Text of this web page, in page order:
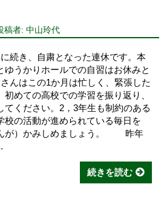
稿者: 中山玲代
続き、自粛となった連休です。本
ゆうかりホールでの自習はお休みと
んはこの1か月は忙しく、緊張した
めての高校での学習を振り返り、
てください。2，3年生も制約のある
校の活動が進められている毎日を
んが）かみしめましょう。 昨年
続きを読む